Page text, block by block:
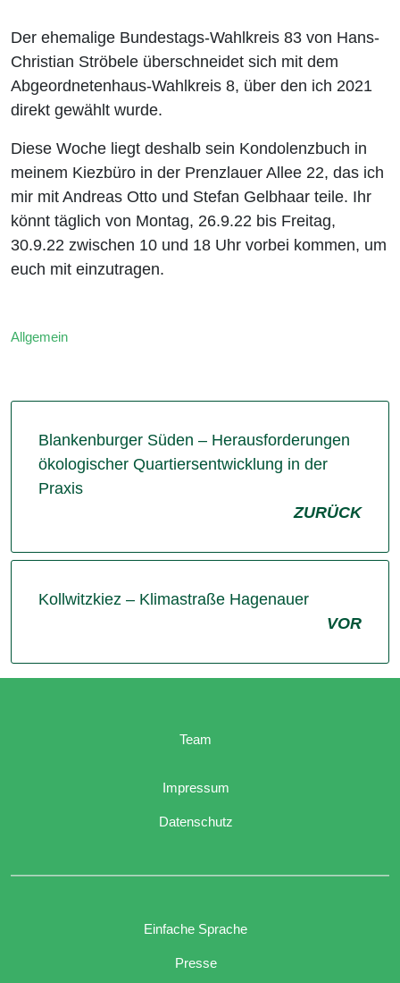
Der ehemalige Bundestags-Wahlkreis 83 von Hans-
Christian Ströbele überschneidet sich mit dem
Abgeordnetenhaus-Wahlkreis 8, über den ich 2021
direkt gewählt wurde.
Diese Woche liegt deshalb sein Kondolenzbuch in
meinem Kiezbüro in der Prenzlauer Allee 22, das ich
mir mit Andreas Otto und Stefan Gelbhaar teile. Ihr
könnt täglich von Montag, 26.9.22 bis Freitag,
30.9.22 zwischen 10 und 18 Uhr vorbei kommen, um
euch mit einzutragen.
Allgemein
Blankenburger Süden – Herausforderungen
ökologischer Quartiersentwicklung in der
Praxis
ZURÜCK
Kollwitzkiez – Klimastraße Hagenauer
VOR
Team
Impressum
Datenschutz
Einfache Sprache
Presse